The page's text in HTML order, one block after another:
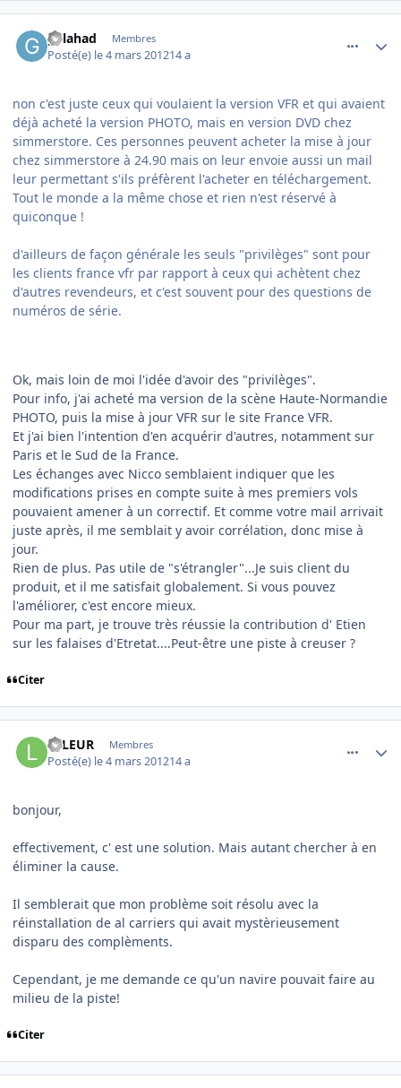
galahad Membres
Posté(e) le 4 mars 201214 a
non c'est juste ceux qui voulaient la version VFR et qui avaient
déjà acheté la version PHOTO, mais en version DVD chez
simmerstore. Ces personnes peuvent acheter la mise à jour
chez simmerstore à 24.90 mais on leur envoie aussi un mail
leur permettant s'ils préfèrent l'acheter en téléchargement.
Tout le monde a la même chose et rien n'est réservé à
quiconque !
d'ailleurs de façon générale les seuls "privilèges" sont pour
les clients france vfr par rapport à ceux qui achètent chez
d'autres revendeurs, et c'est souvent pour des questions de
numéros de série.
Ok, mais loin de moi l'idée d'avoir des "privilèges".
Pour info, j'ai acheté ma version de la scène Haute-Normandie
PHOTO, puis la mise à jour VFR sur le site France VFR.
Et j'ai bien l'intention d'en acquérir d'autres, notamment sur
Paris et le Sud de la France.
Les échanges avec Nicco semblaient indiquer que les
modifications prises en compte suite à mes premiers vols
pouvaient amener à un correctif. Et comme votre mail arrivait
juste après, il me semblait y avoir corrélation, donc mise à
jour.
Rien de plus. Pas utile de "s'étrangler"...Je suis client du
produit, et il me satisfait globalement. Si vous pouvez
l'améliorer, c'est encore mieux.
Pour ma part, je trouve très réussie la contribution d' Etien
sur les falaises d'Etretat....Peut-être une piste à creuser ?
Citer
LFLEUR Membres
Posté(e) le 4 mars 201214 a
bonjour,
effectivement, c' est une solution. Mais autant chercher à en
éliminer la cause.
Il semblerait que mon problème soit résolu avec la
réinstallation de al carriers qui avait mystèrieusement
disparu des complèments.
Cependant, je me demande ce qu'un navire pouvait faire au
milieu de la piste!
Citer